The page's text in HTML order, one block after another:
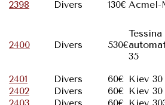
2398
Divers 130€ Acmel-
2400 Divers 530€
Tessina
35
2401
Divers 60€ Kiev 30
2402
Divers 60€ Kiev